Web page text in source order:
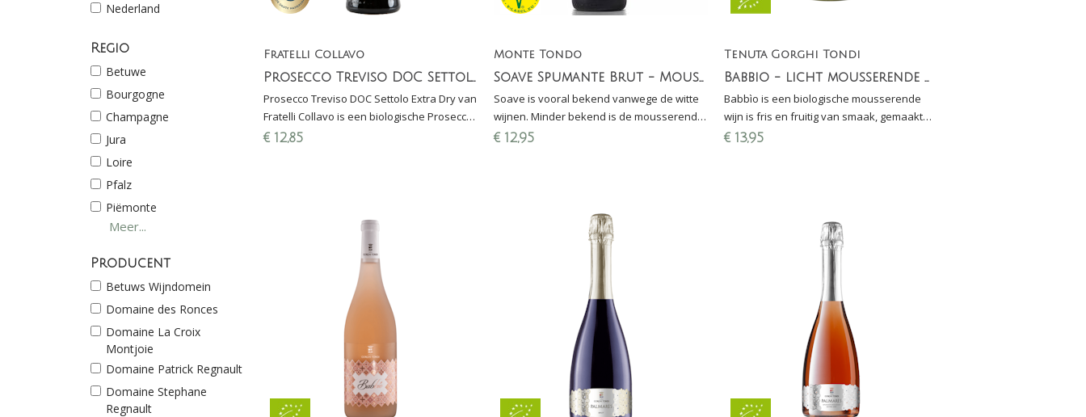
Nederland
Regio
Betuwe
Bourgogne
Champagne
Jura
Loire
Pfalz
Piëmonte
Sicilië
Meer...
Producent
Betuws Wijndomein
Domaine des Ronces
Domaine La Croix
Montjoie
Domaine Patrick Regnault
Domaine Stephane
Regnault
Fratelli Collavo
Prosecco Treviso DOC Settolo Extra Dry (biologisch)
Prosecco Treviso DOC Settolo Extra Dry van
Fratelli Collavo is een biologische Prosecco
met zachte zuren en zuivere aroma's van
€12,85
Monte Tondo
Soave Spumante Brut - Mousserende wijn
Soave is vooral bekend vanwege de witte
wijnen. Minder bekend is de mousserende
versie van Soave: een heerlijke Soave
€12,95
Tenuta Gorghi Tondi
Babbio - licht mousserende witte wijn
Babbìo is een biologische mousserende
wijn is fris en fruitig van smaak, gemaakt
van inheemse druiven van Sicilië: Grillo,
€13,95